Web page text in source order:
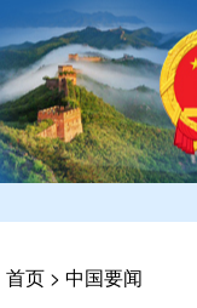
首页 > 中国要闻